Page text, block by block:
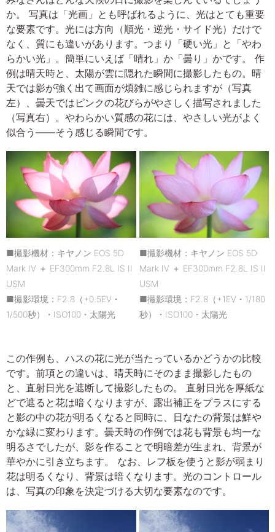
か。 写真は「光画」とも呼ばれるように、光はとても重要
な要素です。光には方向（順光・逆光・サイド光）だけで
なく、質にも違いがあります。つまり「硬い光」と「やわ
らかい光」。簡単にいえば「晴れ」か「曇り」かです。 作
例は晴天時と、太陽が雲に隠れた瞬間に撮影したもの。晴
天では影が強く出て画面が煩雑に感じられますが（写真
左）、曇天ではピンクの花びらがやさしく描写されました
（写真右）。やわらかい質感の花には、やさしい光がよく
似合う――そう感じる瞬間です。
■撮影機材：キヤノン EOS 5D
Mark IV ＋ EF300mm F2.8L IS II
USM
■撮影環境：F2.8（+0.5EV・
1/500秒）・ISO100・太陽光
■撮影機材：キヤノン EOS 5D
Mark IV ＋ EF300mm F2.8L IS II
USM
■撮影環境：F2.8（+1EV・1/180
秒）・ISO100・太陽光
この作例も、ハスの花に光が当たっているかどうかの比較
です。前項との違いは、晴天時にそのまま撮影したもの
と、直射日光を遮断して撮影したもの。 直射日光を厚紙な
どで遮ると花は暗くなりますが、露出補正をプラスにする
と影の中の花が明るくなると同時に、日なたの背景は鮮や
かな緑に変わります。曇天時の作例では花も背景も均一な
明るさでしたが、影を作ることで明暗差が生まれ、背景が
華やかに引き立ちます。 なお、レフ板を使うと影が弱まり
花は明るくなり、背景は暗くなります。光のコントロール
は、写真の印象を決定づける大切な要素なのです。